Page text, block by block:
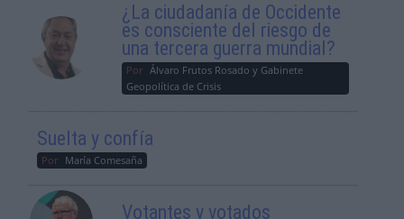
¿La ciudadanía de Occidente
es consciente del riesgo de
una tercera guerra mundial?
Por Álvaro Frutos Rosado y Gabinete
Geopolítica de Crisis
Suelta y confía
Por María Comesaña
Votantes y votados